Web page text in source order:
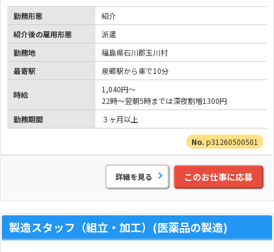
勤務形態
紹介
紹介後の雇用形態
派遣
勤務地
福島県石川郡玉川村
最寄駅
泉郷駅から車で10分
時給
1,040円～
22時～翌朝5時までは深夜割増1300円
勤務期間
３ヶ月以上
p31260500501
詳細を見る このお仕事に応募
製造スタッフ（組立・加工）(医薬品の製造)